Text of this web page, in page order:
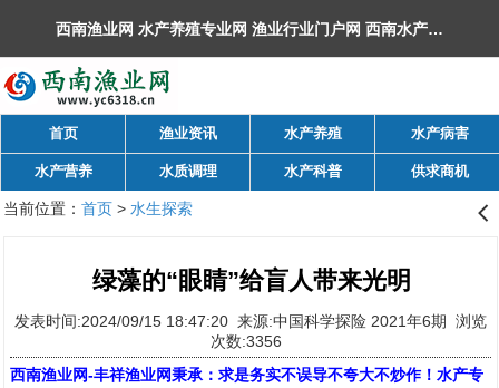
西南渔业网 水产养殖专业网 渔业行业门户网 ​西南水产网 丰祥渔业网 永川水花网，欢迎光临！
首页 渔业资讯 水产养殖 水产病害
水产营养 水质调理 水产科普 供求商机
当前位置： 首页> 水生探索 󰊒
绿藻的“眼睛”给盲人带来光明
发表时间:2024/09/15 18:47:20 来源:中国科学探险 2021年6期 浏览
次数:3356
西南渔业网-丰祥渔业网秉承：求是务实不误导不夸大不炒作！水产专